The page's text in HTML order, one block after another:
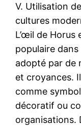
V. Utilisation
cultures
L’œil de Horus
populaire
adopté par de
et croyances.
comme
décoratif ou
organisations.